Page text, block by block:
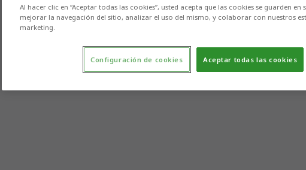
Al hacer clic en “Aceptar todas las cookies”, usted acepta que las cookies se guarden en
mejorar la navegación del sitio, analizar el uso del mismo, y colaborar con nuestros
marketing.
Aceptar todas las cookies
Configuración de cookies